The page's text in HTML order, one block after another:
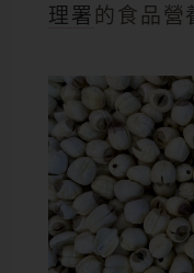
理署 的食品營